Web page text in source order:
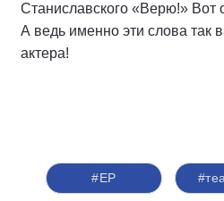
Станиславского «Верю!»
А ведь именно эти слова так
актера!
#ЕР